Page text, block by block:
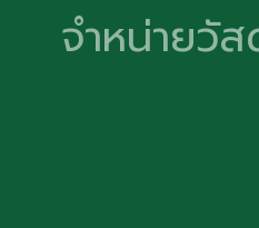
จำหน่ายวั